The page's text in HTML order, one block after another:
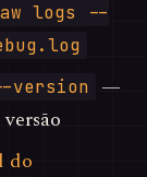
logs --
version
—
do